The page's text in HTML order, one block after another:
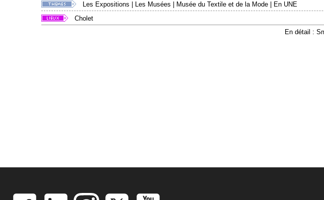
Les Expositions Les Musées Musée du Textile et de la Mode
En UNE
Cholet
En détail :